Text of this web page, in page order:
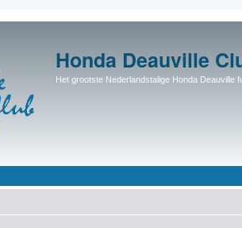
Honda Deauville
Het grootste Nederlandstalige Honda Deauville